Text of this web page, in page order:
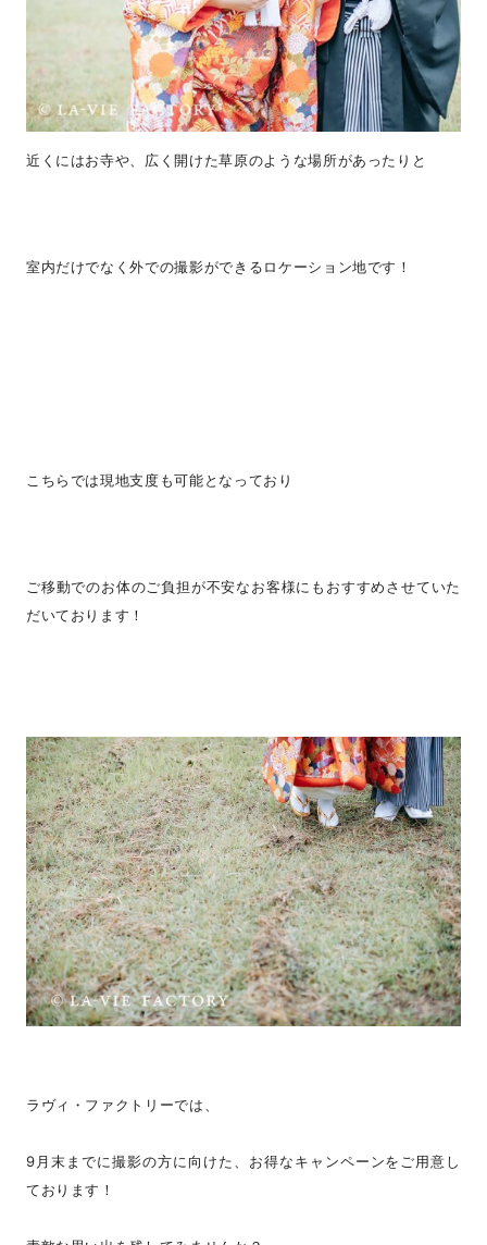
近くにはお寺や、広く開けた草原のような場所があったりと
室内だけでなく外での撮影ができるロケーション地です！
こちらでは現地支度も可能となっており
ご移動でのお体のご負担が不安なお客様にもおすすめさせていた
だいております！
ラヴィ・ファクトリーでは、
9月末までに撮影の方に向けた、お得なキャンペーンをご用意し
ております！